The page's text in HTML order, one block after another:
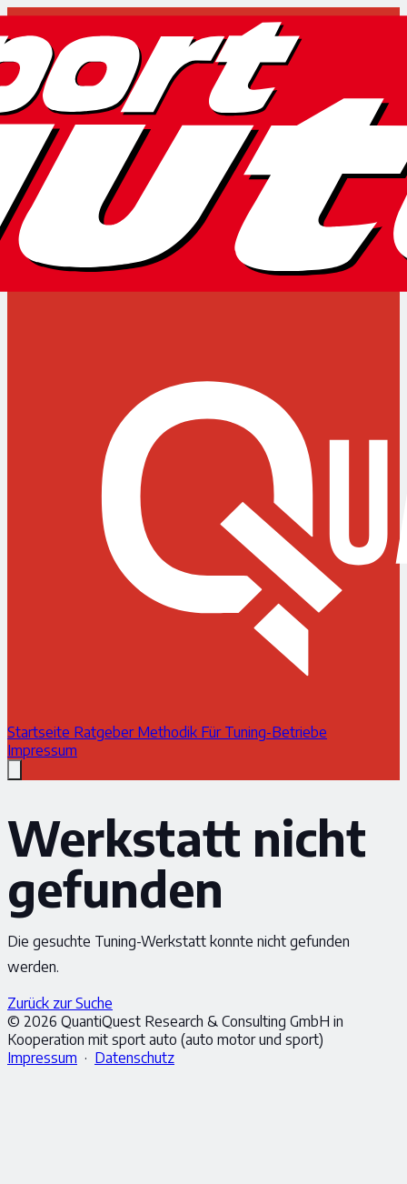
Startseite Ratgeber Methodik Für Tuning-Betriebe
Impressum
Werkstatt nicht
gefunden
Die gesuchte Tuning-Werkstatt konnte nicht gefunden
werden.
Zurück zur Suche
© 2026 QuantiQuest Research & Consulting GmbH in
Kooperation mit sport auto (auto motor und sport)
Impressum · Datenschutz